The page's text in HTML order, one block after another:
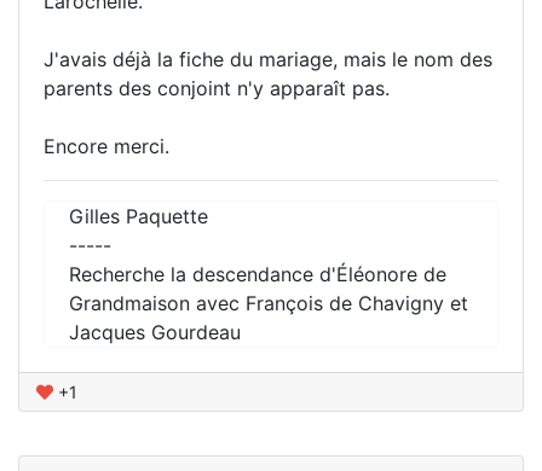
J'avais déjà la fiche du mariage, mais le nom des
parents des conjoint n'y apparaît pas.
Encore merci.
Gilles Paquette
-----
Recherche la descendance d'Éléonore de
Grandmaison avec François de Chavigny et
Jacques Gourdeau
+1